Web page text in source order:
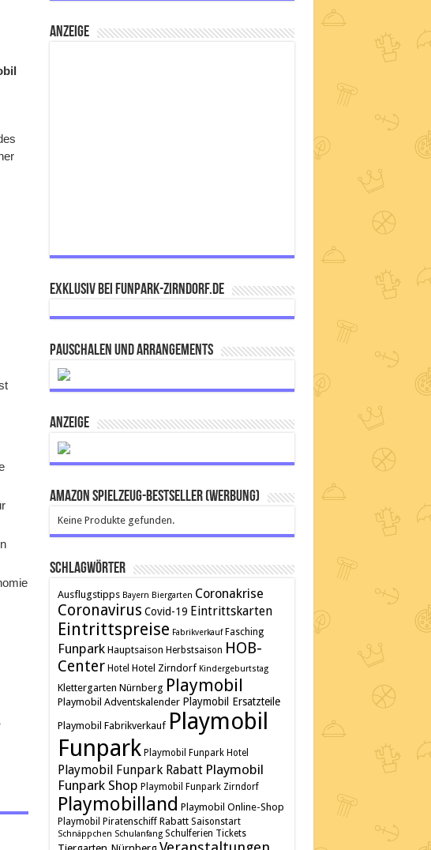
Anzeige
Exklusiv bei FUNPARK-ZIRNDORF.DE
Pauschalen und Arrangements
ANZEIGE
Amazon Spielzeug-Bestseller (Werbung)
Keine Produkte gefunden.
Schlagwörter
Ausflugstipps Bayern Biergarten Coronakrise
Coronavirus Covid-19 Eintrittskarten
Eintrittspreise Fabrikverkauf Fasching
Funpark Hauptsaison Herbstsaison HOB-
Center Hotel Hotel Zirndorf Kindergeburtstag
Klettergarten Nürnberg Playmobil
Playmobil Adventskalender Playmobil Ersatzteile
Playmobil Fabrikverkauf Playmobil
Funpark Playmobil Funpark Hotel
Playmobil Funpark Rabatt Playmobil
Funpark Shop Playmobil Funpark Zirndorf
Playmobilland Playmobil Online-Shop
Playmobil Piratenschiff Rabatt Saisonstart
Schnäppchen Schulanfang Schulferien Tickets